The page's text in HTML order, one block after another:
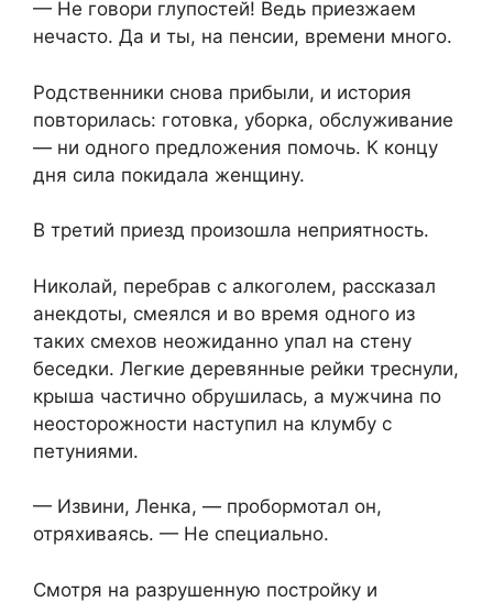
— Не говори глупостей! Ведь приезжаем
нечасто. Да и ты, на пенсии, времени много.
Родственники снова прибыли, и история
повторилась: готовка, уборка, обслуживание
— ни одного предложения помочь. К концу
дня сила покидала женщину.
В третий приезд произошла неприятность.
Николай, перебрав с алкоголем, рассказал
анекдоты, смеялся и во время одного из
таких смехов неожиданно упал на стену
беседки. Легкие деревянные рейки треснули,
крыша частично обрушилась, а мужчина по
неосторожности наступил на клумбу с
петуниями.
— Извини, Ленка, — пробормотал он,
отряхиваясь. — Не специально.
Смотря на разрушенную постройку и